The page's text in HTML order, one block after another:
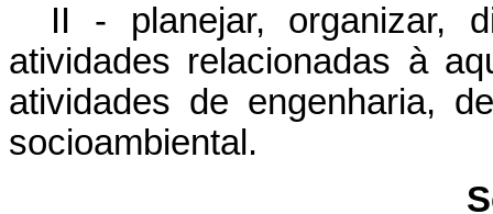
II - planejar, organizar,
atividades relacionadas à
atividades de engenharia,
socioambiental.